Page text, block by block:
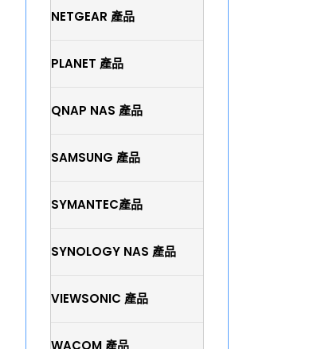
NETGEAR 產品
PLANET 產品
QNAP NAS 產品
SAMSUNG 產品
SYMANTEC產品
SYNOLOGY NAS 產品
VIEWSONIC 產品
WACOM 產品